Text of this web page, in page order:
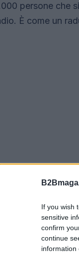
If you wish
sensitive
confirm
continue
information
persone che
È come un
non puoi